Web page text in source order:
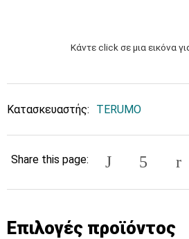
Κάντε click σε μια εικόνα
Κατασκευαστής: TERUMO
Share this page:
Επιλογές προϊόντος